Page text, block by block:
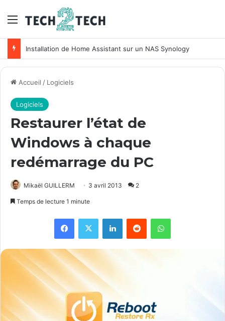
Menu
Installation de Home Assistant sur un NAS Synology
Accueil / Logiciels
Logiciels
Restaurer l’état de
Windows à chaque
redémarrage du PC
Mikaël GUILLERM 3 avril 2013 2
Temps de lecture 1 minute